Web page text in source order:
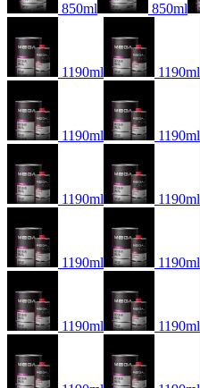
850ml 850ml
1190ml 1190ml
1190ml 1190ml
1190ml 1190ml
1190ml 1190ml
1190ml 1190ml